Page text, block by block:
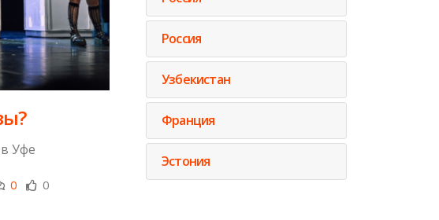
Уфе
0 0
Россия
Узбекистан
Франция
Эстония